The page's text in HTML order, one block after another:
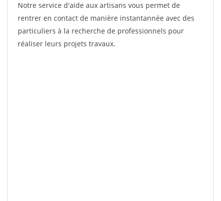
Notre service d'aide aux artisans vous permet de
rentrer en contact de manière instantannée avec des
particuliers à la recherche de professionnels pour
réaliser leurs projets travaux.